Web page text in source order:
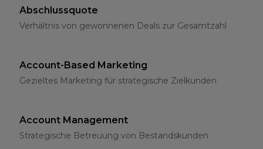
Abschlussquote
Verhältnis von gewonnenen Deals zur Gesamtzahl
Account-Based Marketing
Gezieltes Marketing für strategische Zielkunden
Account Management
Strategische Betreuung von Bestandskunden